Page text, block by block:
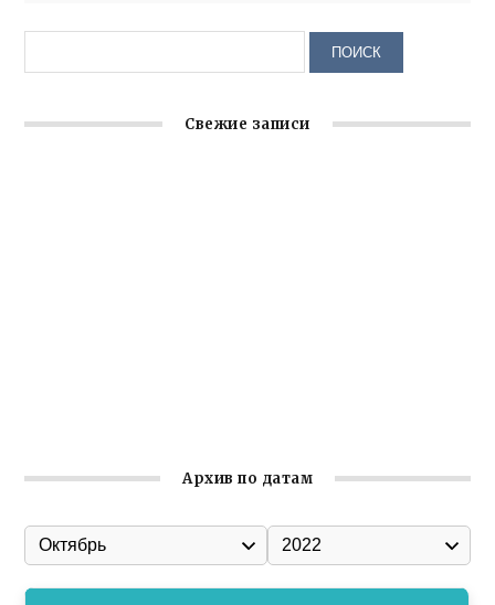
Свежие записи
Архив по датам